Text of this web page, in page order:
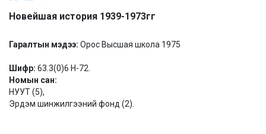
Новейшая история 1939-1973гг
Гаралтын мэдээ: Орос Высшая школа 1975
Шифр: 63.3(0)6 Н-72.
Номын сан:
НУУТ (5),
Эрдэм шинжилгээний фонд (2).